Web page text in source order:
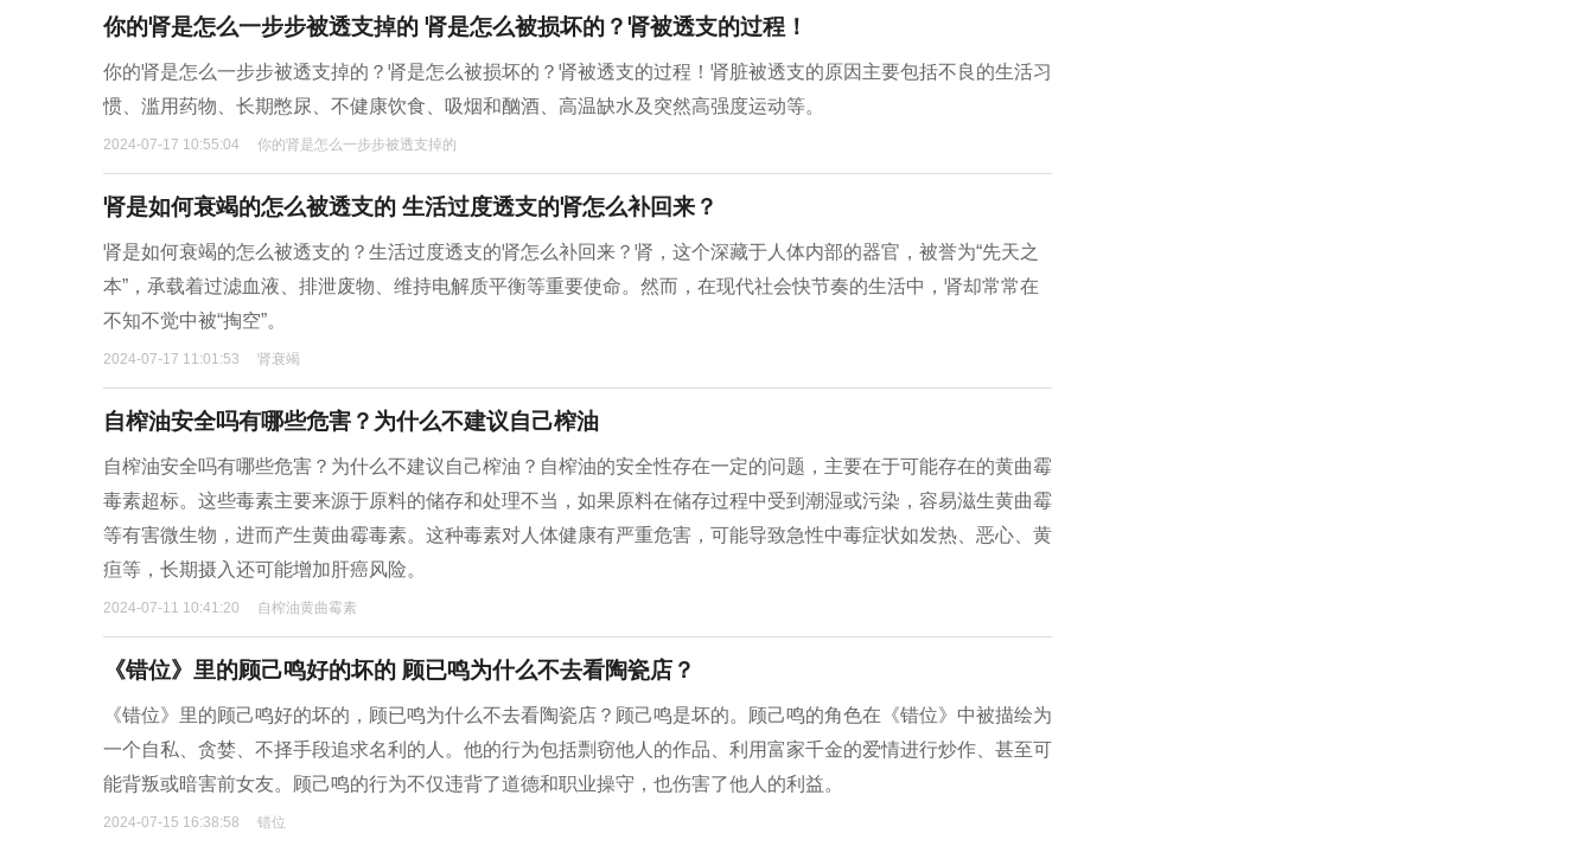
你的肾是怎么一步步被透支掉的 肾是怎么被损坏的？肾被透支的过程！
你的肾是怎么一步步被透支掉的？肾是怎么被损坏的？肾被透支的过程！肾脏被透支的原因主要包括不良的生活习
惯、‌滥用药物、‌长期憋尿、‌不健康饮食、‌吸烟和酗酒、‌高温缺水及突然高强度运动等。‌
2024-07-17 10:55:04 你的肾是怎么一步步被透支掉的
肾是如何衰竭的怎么被透支的 生活过度透支的肾怎么补回来？
肾是如何衰竭的怎么被透支的？生活过度透支的肾怎么补回来？肾，这个深藏于人体内部的器官，被誉为“先天之
本”，承载着过滤血液、排泄废物、维持电解质平衡等重要使命。然而，在现代社会快节奏的生活中，肾却常常在
不知不觉中被“掏空”。
2024-07-17 11:01:53 肾衰竭
自榨油安全吗有哪些危害？为什么不建议自己榨油
自榨油安全吗有哪些危害？为什么不建议自己榨油？自榨油的安全性存在一定的问题，主要在于可能存在的黄曲霉
毒素超标。这些毒素主要来源于原料的储存和处理不当，如果原料在储存过程中受到潮湿或污染，容易滋生黄曲霉
等有害微生物，进而产生黄曲霉毒素。这种毒素对人体健康有严重危害，可能导致急性中毒症状如发热、恶心、黄
疸等，长期摄入还可能增加肝癌风险。
2024-07-11 10:41:20 自榨油黄曲霉素
《错位》里的顾己鸣好的坏的 顾已鸣为什么不去看陶瓷店？
《错位》里的顾己鸣好的坏的，顾已鸣为什么不去看陶瓷店？顾己鸣是坏的。‌顾己鸣的角色在《‌错位》‌中被描绘为
一个自私、‌贪婪、‌不择手段追求名利的人。‌他的行为包括剽窃他人的作品、‌利用富家千金的爱情进行炒作、‌甚至可
能背叛或暗害前女友。‌顾己鸣的行为不仅违背了道德和职业操守，‌也伤害了他人的利益。‌
2024-07-15 16:38:58 错位